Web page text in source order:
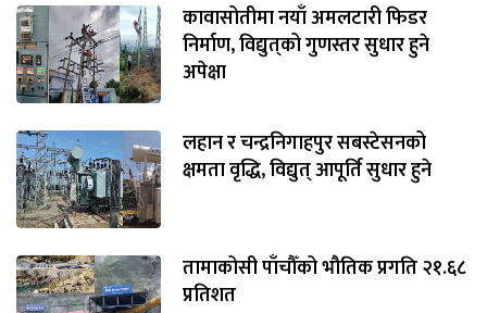
कावासोतीमा नयाँ अमलटारी फिडर
निर्माण, विद्युत्‌को गुणस्तर सुधार हुने
अपेक्षा
लहान र चन्द्रनिगाहपुर सबस्टेसनको
क्षमता वृद्धि, विद्युत् आपूर्ति सुधार हुने
तामाकोसी पाँचौँको भौतिक प्रगति २१.६८
प्रतिशत